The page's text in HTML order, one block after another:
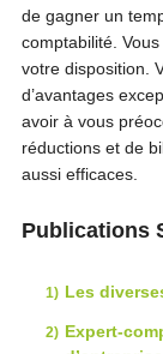
de gagner un
comptabilité. Vous
votre disposition.
d’avantages
avoir à vous
réductions et de
aussi efficaces.
Publications
Les
Expert-